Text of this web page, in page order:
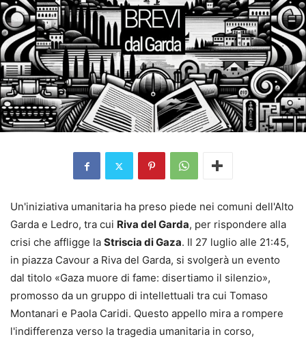
Un'iniziativa umanitaria ha preso piede nei comuni dell'Alto
Garda e Ledro, tra cui Riva del Garda, per rispondere alla
crisi che affligge la Striscia di Gaza. Il 27 luglio alle 21:45,
in piazza Cavour a Riva del Garda, si svolgerà un evento
dal titolo «Gaza muore di fame: disertiamo il silenzio»,
promosso da un gruppo di intellettuali tra cui Tomaso
Montanari e Paola Caridi. Questo appello mira a rompere
l'indifferenza verso la tragedia umanitaria in corso,